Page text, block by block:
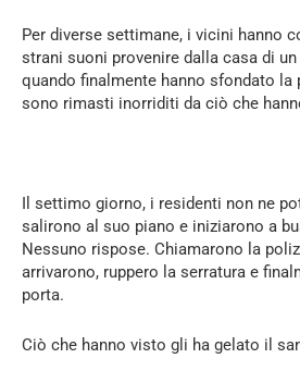
Per diverse settimane, i vicini hanno
strani suoni provenire dalla casa di
quando finalmente hanno sfondato la
sono rimasti inorriditi da ciò che
Il settimo giorno, i residenti non ne
salirono al suo piano e iniziarono a
Nessuno rispose. Chiamarono la
arrivarono, ruppero la serratura e
porta.
Ciò che hanno visto gli ha gelato il